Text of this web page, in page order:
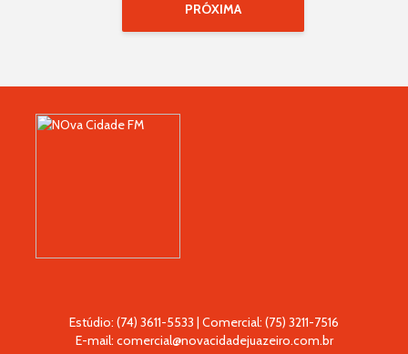
PRÓXIMA
Estúdio: (74) 3611-5533 | Comercial: (75) 3211-7516
E-mail: comercial@novacidadejuazeiro.com.br